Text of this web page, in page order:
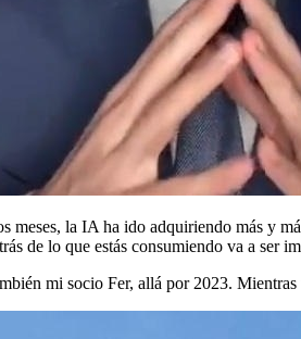
meses, la IA ha ido adquiriendo más y
de lo que estás consumiendo va a ser
mi socio Fer, allá por 2023.